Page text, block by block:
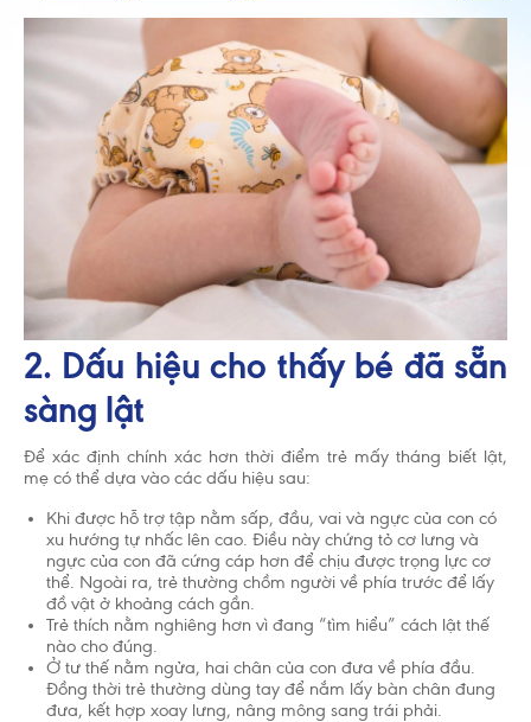
2. Dấu hiệu cho thấy bé đã sẵn
sàng lật
Để xác định chính xác hơn thời điểm trẻ mấy tháng biết lật,
mẹ có thể dựa vào các dấu hiệu sau:
Khi được hỗ trợ tập nằm sấp, đầu, vai và ngực của con có
xu hướng tự nhấc lên cao. Điều này chứng tỏ cơ lưng và
ngực của con đã cứng cáp hơn để chịu được trọng lực cơ
thể. Ngoài ra, trẻ thường chồm người về phía trước để lấy
đồ vật ở khoảng cách gần.
Trẻ thích nằm nghiêng hơn vì đang “tìm hiểu” cách lật thế
nào cho đúng.
Ở tư thế nằm ngửa, hai chân của con đưa về phía đầu.
Đồng thời trẻ thường dùng tay để nắm lấy bàn chân đung
đưa, kết hợp xoay lưng, nâng mông sang trái phải.